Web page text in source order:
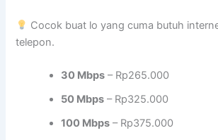
Cocok buat lo yang cuma butuh
telepon.
30 Mbps – Rp265.000
50 Mbps – Rp325.000
100 Mbps – Rp375.000